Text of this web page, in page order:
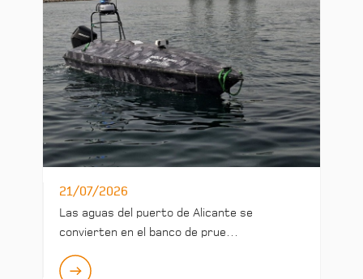
21/07/2026
Las aguas del puerto de Alicante se
convierten en el banco de prue…